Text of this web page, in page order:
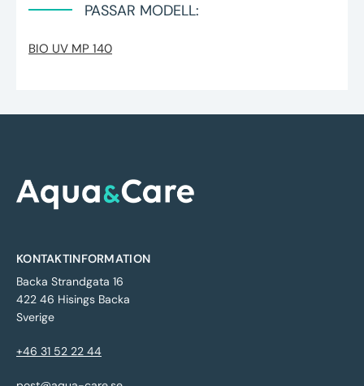
PASSAR MODELL:
BIO UV MP 140
KONTAKTINFORMATION
Backa Strandgata 16
422 46 Hisings Backa
Sverige
+46 31 52 22 44